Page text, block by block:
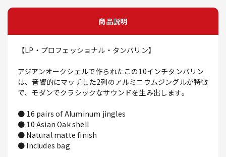
商品説明
【LP・プロフェッショナル・タンバリン】
アジアンオークシェルで作られたこの10インチタンバリン
は、音響的にマッチした2列のアルミニウムジングルが特徴
で、モダンでクラシックなサウンドを生み出します。
● 16 pairs of Aluminum jingles
● 10 Asian Oak shell
● Natural matte finish
● Includes bag